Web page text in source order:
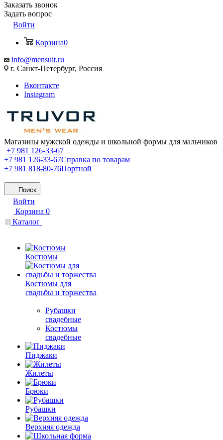
Заказать звонок
Задать вопрос
Войти
Корзина0
info@mensuit.ru
г. Санкт-Петербург, Россия
Вконтакте
Instagram
Магазины мужской одежды и школьной формы для мальчиков
+7 981 126-33-67
+7 981 126-33-67Справка по товарам
+7 981 818-80-76Портной
Поиск
Войти
Корзина 0
Каталог
Костюмы
Костюмы для
свадьбы и торжества
Рубашки
свадебные
Костюмы
свадебные
Пиджаки
Жилеты
Брюки
Рубашки
Верхняя одежда